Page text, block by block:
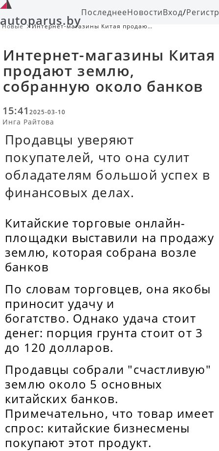
autoparus.byПоследнееНовостиВход/
Новые
Интернет-магазины Китая продают
Интернет-магазины Китая
продают землю,
собранную около банков
15:41 2025-03-10
Инга Райтова
Продавцы уверяют
покупателей, что она сулит
обладателям большой успех в
финансовых делах.
Китайские торговые онлайн-
площадки выставили на продажу
землю, которая собрана возле
банков
По словам торговцев, она якобы
приносит удачу и
богатство. Однако удача стоит
денег: порция грунта стоит от 3
до 120 долларов.
Продавцы собрали "счастливую"
землю около 5 основных
китайских банков.
Примечательно, что товар имеет
спрос: китайские бизнесмены
покупают этот продукт.